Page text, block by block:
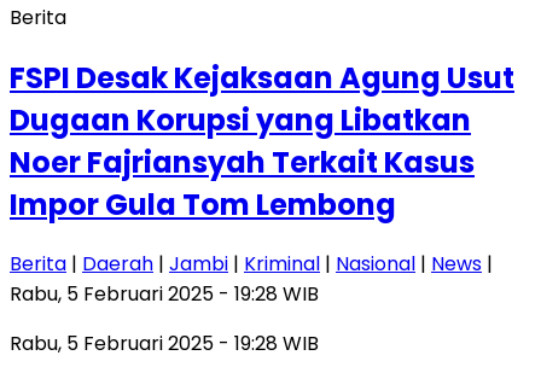
Berita
FSPI Desak Kejaksaan Agung Usut
Dugaan Korupsi yang Libatkan
Noer Fajriansyah Terkait Kasus
Impor Gula Tom Lembong
Berita | Daerah | Jambi | Kriminal | Nasional | News |
Rabu, 5 Februari 2025 - 19:28 WIB
Rabu, 5 Februari 2025 - 19:28 WIB